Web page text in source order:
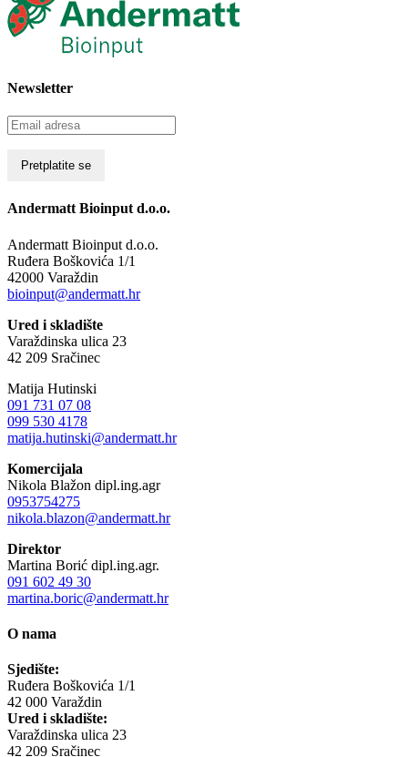
Newsletter
Andermatt Bioinput d.o.o.
Andermatt Bioinput d.o.o.
Ruđera Boškovića 1/1
42000 Varaždin
bioinput@andermatt.hr
Ured i skladište
Varaždinska ulica 23
42 209 Sračinec
Matija Hutinski
091 731 07 08
099 530 4178
matija.hutinski@andermatt.hr
Komercijala
Nikola Blažon dipl.ing.agr
0953754275
nikola.blazon@andermatt.hr
Direktor
Martina Borić dipl.ing.agr.
091 602 49 30
martina.boric@andermatt.hr
O nama
Sjedište:
Ruđera Boškovića 1/1
42 000 Varaždin
Ured i skladište:
Varaždinska ulica 23
42 209 Sračinec